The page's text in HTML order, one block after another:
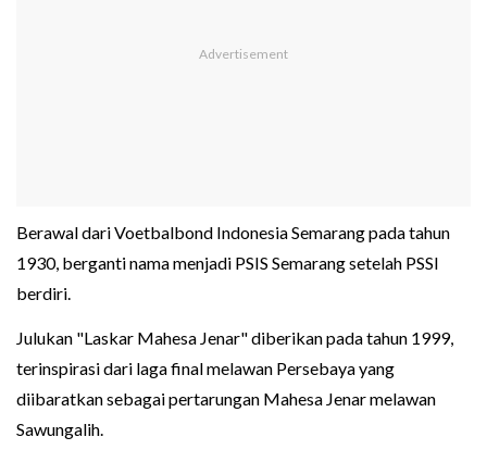
Berawal dari Voetbalbond Indonesia Semarang pada tahun
1930, berganti nama menjadi PSIS Semarang setelah PSSI
berdiri.
Julukan "Laskar Mahesa Jenar" diberikan pada tahun 1999,
terinspirasi dari laga final melawan Persebaya yang
diibaratkan sebagai pertarungan Mahesa Jenar melawan
Sawungalih.